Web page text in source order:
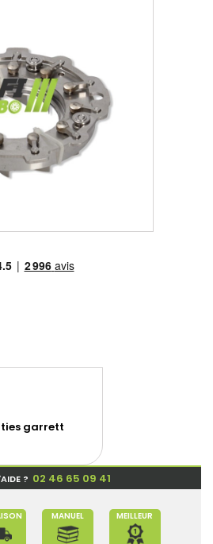
garrett
? 02 46 65 09 41
MANUEL MEILLEUR